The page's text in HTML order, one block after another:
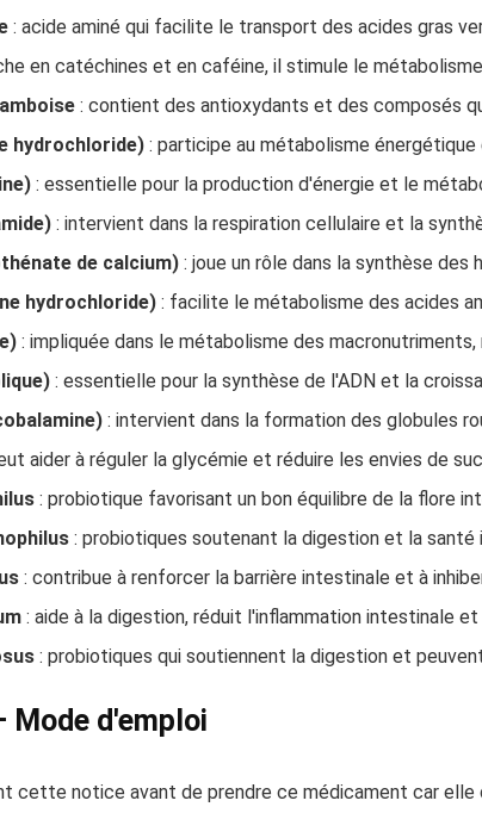
: acide aminé qui facilite le transport des acides gras
en catéchines et en caféine, il stimule le
: contient des antioxydants et des composés
hydrochloride) : participe au métabolisme
: essentielle pour la production d'énergie et le
: intervient dans la respiration cellulaire et la
de calcium) : joue un rôle dans la synthèse
hydrochloride) : facilite le métabolisme des acides
: impliquée dans le métabolisme des
: essentielle pour la synthèse de l'ADN et la
: intervient dans la formation des globules
aider à réguler la glycémie et réduire les envies de
: probiotique favorisant un bon équilibre de la flore
: probiotiques soutenant la digestion et la santé
: contribue à renforcer la barrière intestinale et à
: aide à la digestion, réduit l'inflammation intestinale
: probiotiques qui soutiennent la digestion et
Mode d'emploi
cette notice avant de prendre ce médicament car